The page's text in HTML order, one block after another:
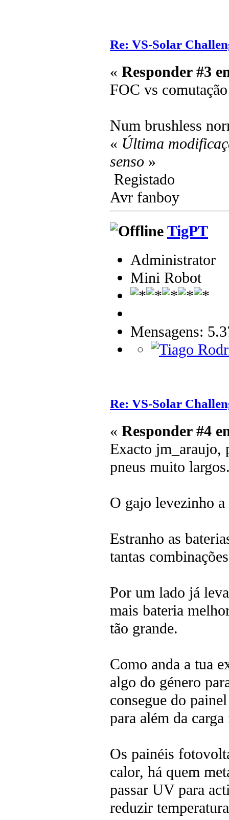
Re: VS-Solar
« Responder #3
FOC vs
Num brushless
« Última
senso »
Registado
Avr fanboy
TigPT
Administrator
Mini Robot
Mensagens:
Re: VS-Solar
« Responder #4
Exacto jm_araujo,
pneus muito
O gajo levezinho
Estranho as
tantas
Por um lado já
mais bateria
tão grande.
Como anda a tua
algo do género
consegue do
para além da
Os painéis
calor, há quem
passar UV para
reduzir